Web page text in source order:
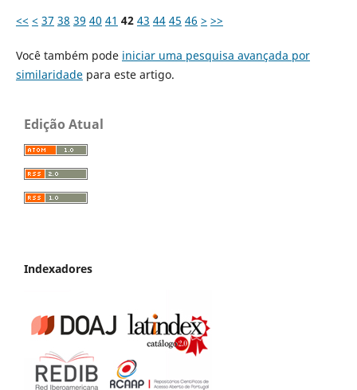
<< < 37 38 39 40 41 42 43 44 45 46 > >>
Você também pode iniciar uma pesquisa avançada por
similaridadepara este artigo.
Edição Atual
Indexadores